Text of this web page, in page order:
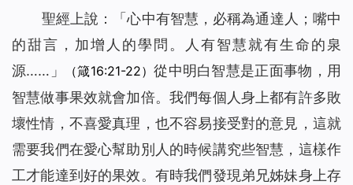
聖經上說：「心中有智慧，必稱為通達人；嘴中
的甜言，加增人的學問。人有智慧就有生命的泉
源……」
（箴16:21-22）從中明白智慧是正面事物，用
智慧做事果效就會加倍。我們每個人身上都有許多敗
壞性情，不喜愛真理，也不容易接受對的意見，這就
需要我們在愛心幫助別人的時候講究些智慧，這樣作
工才能達到好的果效。有時我們發現弟兄姊妹身上存